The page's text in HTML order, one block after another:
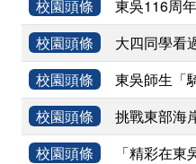
校園頭條
東吳116周
校園頭條
大四同學看
校園頭條
東吳師生「
校園頭條
挑戰東部海
校園頭條
「精彩在